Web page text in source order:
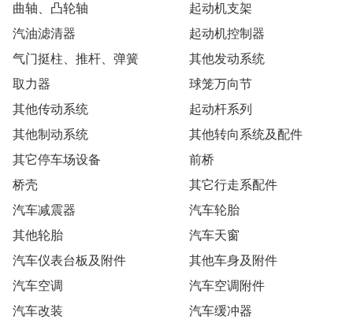
曲轴、凸轮轴
起动机支架
汽油滤清器
起动机控制器
气门挺柱、推杆、弹簧
其他发动系统
取力器
球笼万向节
其他传动系统
起动杆系列
其他制动系统
其他转向系统及配件
其它停车场设备
前桥
桥壳
其它行走系配件
汽车减震器
汽车轮胎
其他轮胎
汽车天窗
汽车仪表台板及附件
其他车身及附件
汽车空调
汽车空调附件
汽车改装
汽车缓冲器